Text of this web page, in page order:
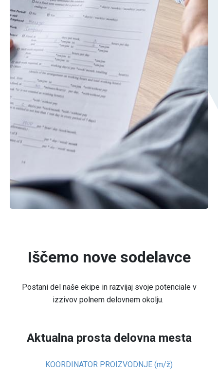
Iščemo nove sodelavce
Postani del naše ekipe in razvijaj svoje potenciale v
izzivov polnem delovnem okolju.
Aktualna prosta delovna mesta
KOORDINATOR PROIZVODNJE (m/ž)